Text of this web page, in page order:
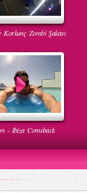
Korkunç Zombi Şakası
- Ibiza Comeback